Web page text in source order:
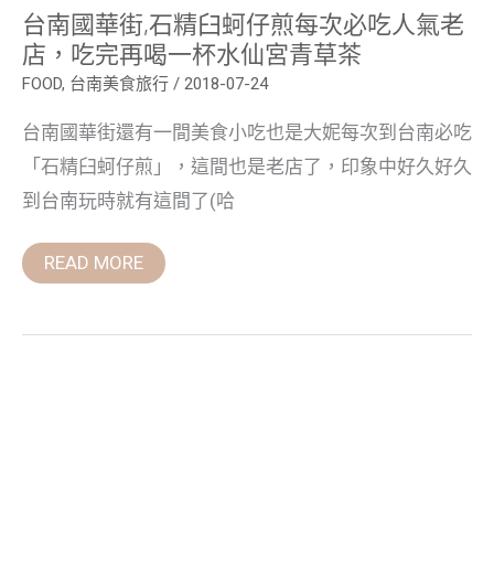
台南國華街,石精臼蚵仔煎每次必吃人氣老
店，吃完再喝一杯水仙宮青草茶
FOOD, 台南美食旅行 / 2018-07-24
台南國華街還有一間美食小吃也是大妮每次到台南必吃
「石精臼蚵仔煎」，這間也是老店了，印象中好久好久
到台南玩時就有這間了(哈
完
再
喝
一
水
仙
宮
青
草
茶
READ MORE